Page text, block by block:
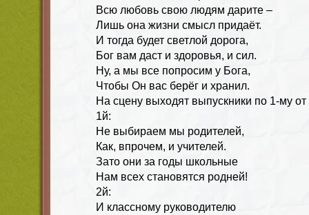
Всю любовь свою людям дарите –
Лишь она жизни смысл придаёт.
И тогда будет светлой дорога,
Бог вам даст и здоровья, и сил.
Ну, а мы все попросим у Бога,
Чтобы Он вас берёг и хранил.
На сцену выходят выпускники по 1-му от
1й:
Не выбираем мы родителей,
Как, впрочем, и учителей.
Зато они за годы школьные
Нам всех становятся родней!
2й:
И классному руководителю